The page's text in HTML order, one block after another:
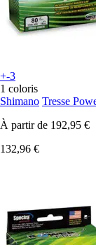
+-3
1 coloris
Shimano Tresse
À partir de 192,95 €
132,96 €